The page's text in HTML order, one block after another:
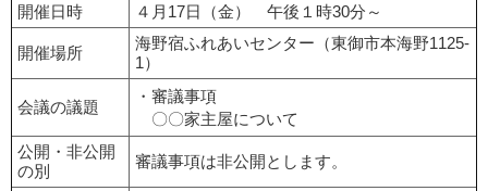
開催日時
４月17日（金） 午後１時30分～
開催場所
海野宿ふれあいセンター（東御市本海野1125-
1）
会議の議題
・審議事項
〇〇家主屋について
公開・非公開
の別
審議事項は非公開とします。